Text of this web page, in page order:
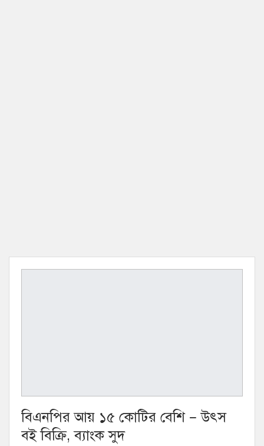
বিএনপির আয় ১৫ কোটির বেশি – উৎস
বই বিক্রি, ব্যাংক সুদ